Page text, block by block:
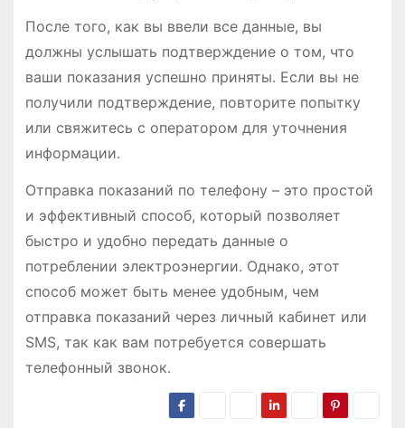
После того, как вы ввели все данные, вы
должны услышать подтверждение о том, что
ваши показания успешно приняты․ Если вы не
получили подтверждение, повторите попытку
или свяжитесь с оператором для уточнения
информации․
Отправка показаний по телефону – это простой
и эффективный способ, который позволяет
быстро и удобно передать данные о
потреблении электроэнергии․ Однако, этот
способ может быть менее удобным, чем
отправка показаний через личный кабинет или
SMS, так как вам потребуется совершать
телефонный звонок․